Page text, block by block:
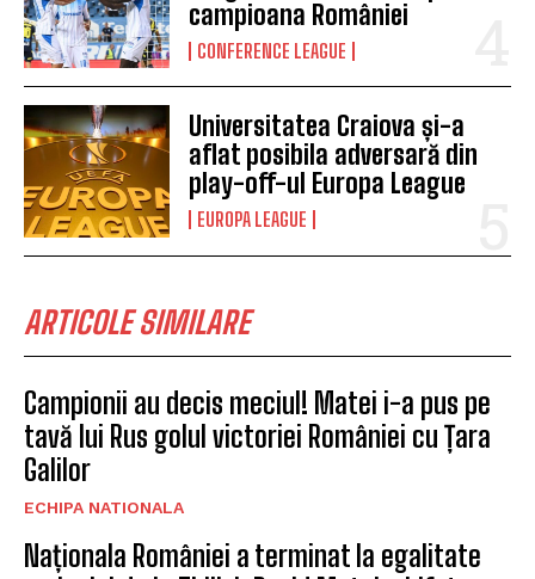
campioana României
CONFERENCE LEAGUE
Universitatea Craiova și-a
aflat posibila adversară din
play-off-ul Europa League
EUROPA LEAGUE
ARTICOLE SIMILARE
Campionii au decis meciul! Matei i-a pus pe
tavă lui Rus golul victoriei României cu Țara
Galilor
ECHIPA NATIONALA
Naționala României a terminat la egalitate